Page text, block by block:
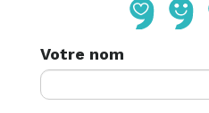
Votre nom